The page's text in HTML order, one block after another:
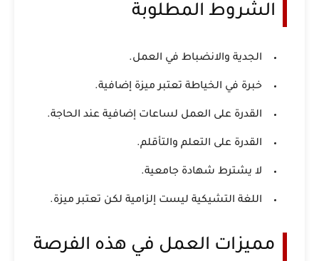
الشروط المطلوبة
الجدية والانضباط في العمل.
خبرة في الخياطة تعتبر ميزة إضافية.
القدرة على العمل لساعات إضافية عند الحاجة.
القدرة على التعلم والتأقلم.
لا يشترط شهادة جامعية.
اللغة التشيكية ليست إلزامية لكن تعتبر ميزة.
مميزات العمل في هذه الفرصة